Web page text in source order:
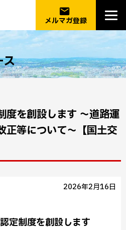
email
メルマガ登録
ス
度を創設します ～道路運
正等について～【国土交
2026年2月16日
定制度を創設します